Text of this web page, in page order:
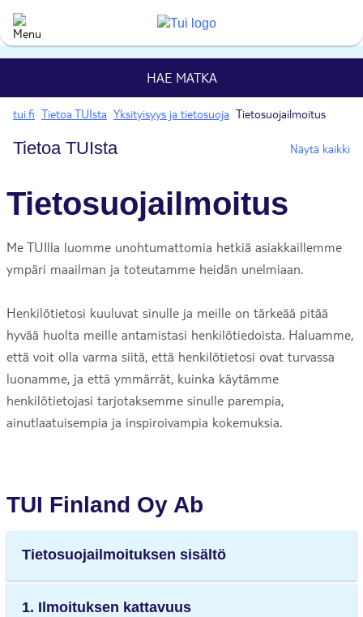
HAE MATKA
tui.fi Tietoa TUIsta Yksityisyys ja tietosuoja Tietosuojailmoitus
Tietoa TUIsta Näytä kaikki
Tietosuojailmoitus
Me TUIlla luomme unohtumattomia hetkiä asiakkaillemme
ympäri maailman ja toteutamme heidän unelmiaan.
Henkilötietosi kuuluvat sinulle ja meille on tärkeää pitää
hyvää huolta meille antamistasi henkilötiedoista. Haluamme,
että voit olla varma siitä, että henkilötietosi ovat turvassa
luonamme, ja että ymmärrät, kuinka käytämme
henkilötietojasi tarjotaksemme sinulle parempia,
ainutlaatuisempia ja inspiroivampia kokemuksia.
TUI Finland Oy Ab
Tietosuojailmoituksen sisältö
1. Ilmoituksen kattavuus